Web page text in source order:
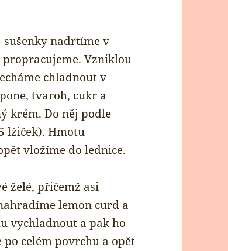
sušenky nadrtíme v
Vzniklou
chladnout v
tvaroh, cukr a
krém. Do něj podle
lžiček). Hmotu
vložíme do lednice.
želé, přičemž asi
lemon curd a
vychladnout a pak ho
celém povrchu a opět